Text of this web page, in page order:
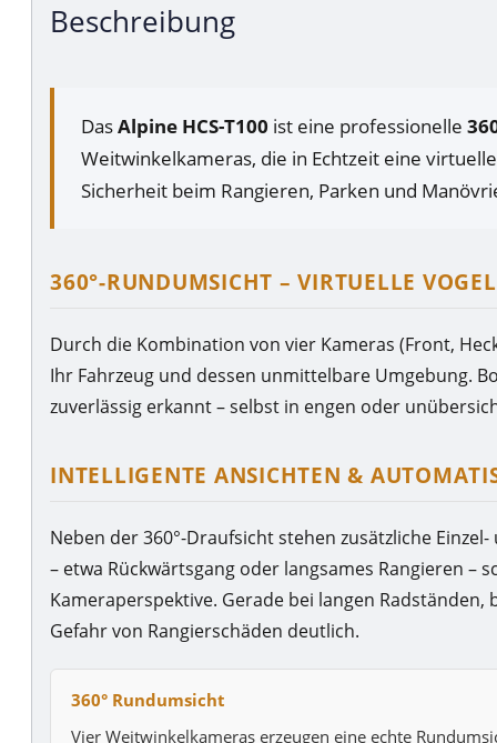
Beschreibung
DasAlpine HCS-T100 ist eine professionelle
Weitwinkelkameras, die in Echtzeit eine
Sicherheit beim Rangieren, Parken und
360°-RUNDUMSICHT – VIRTUELLE
Durch die Kombination von vier Kameras (Front,
Ihr Fahrzeug und dessen unmittelbare Umgebung.
zuverlässig erkannt – selbst in engen oder
INTELLIGENTE ANSICHTEN &
Neben der 360°-Draufsicht stehen zusätzliche
– etwa Rückwärtsgang oder langsames Rangieren –
Kameraperspektive. Gerade bei langen
Gefahr von Rangierschäden deutlich.
360° Rundumsicht
Vier Weitwinkelkameras erzeugen eine echte